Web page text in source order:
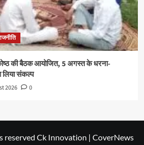
की बैठक आयोजित, 5 अगस्त के धरना-
संकल्प
2026 0
Ck Innovation | CoverNews